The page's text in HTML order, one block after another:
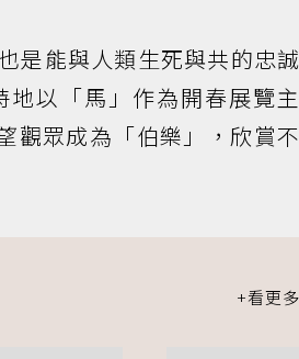
是能與人類生死與共的忠誠
以「馬」作為開春展覽主
觀眾成為「伯樂」，欣賞不